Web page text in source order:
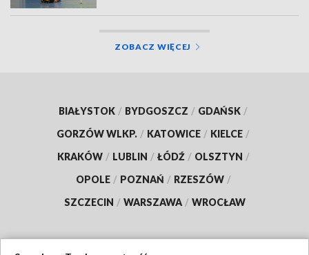
ZOBACZ WIĘCEJ
BIAŁYSTOK / BYDGOSZCZ / GDAŃSK /
GORZÓW WLKP. / KATOWICE / KIELCE /
KRAKÓW / LUBLIN / ŁÓDŹ / OLSZTYN /
OPOLE / POZNAŃ / RZESZÓW /
SZCZECIN / WARSZAWA / WROCŁAW